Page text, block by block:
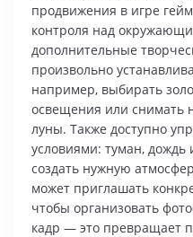
продвижения в игре
контроля над
дополнительные
произвольно
например, выбирать
освещения или снимать
луны. Также доступно
условиями: туман, дождь
создать нужную
может приглашать
чтобы организовать
кадр — это превращает